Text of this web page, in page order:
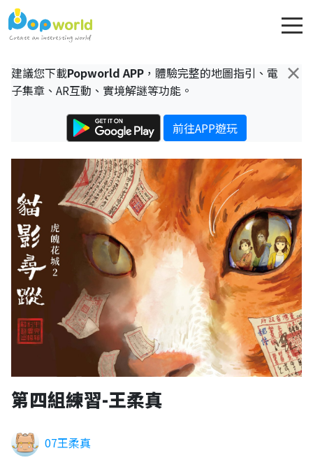
×
建議您下載Popworld APP ，體驗完整的地圖指引、電
子集章、AR互動、實境解謎等功能。
前往APP遊玩
第四組練習-王柔真
07王柔真